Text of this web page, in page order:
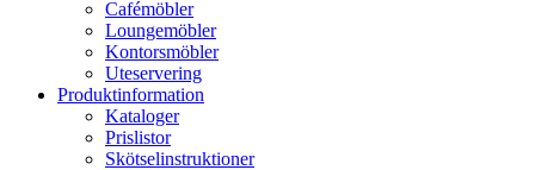
Cafémöbler
Loungemöbler
Kontorsmöbler
Uteservering
Produktinformation
Kataloger
Prislistor
Skötselinstruktioner